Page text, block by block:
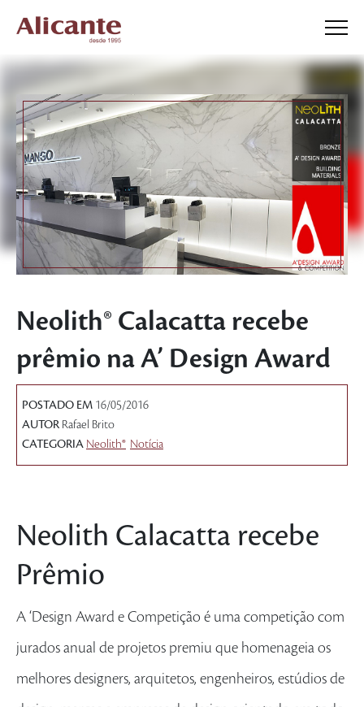
Neolith® Calacatta recebe
prêmio na A’ Design Award
POSTADO EM 16/05/2016
AUTOR Rafael Brito
CATEGORIA Neolith® Notícia
Neolith Calacatta recebe
Prêmio
A ‘Design Award e Competição é uma competição com
jurados anual de projetos premiu que homenageia os
melhores designers, arquitetos, engenheiros, estúdios de